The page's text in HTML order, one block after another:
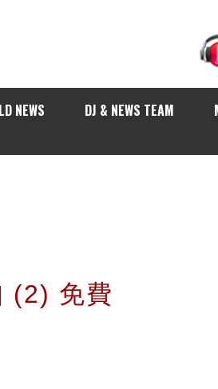
NEWS DJ & NEWS TEAM
(2) 免費